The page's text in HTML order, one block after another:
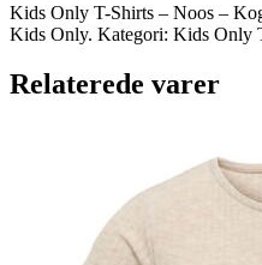
Kids Only T-Shirts – Noos –
Kids Only. Kategori: Kids Only
Relaterede varer